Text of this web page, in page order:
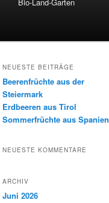
NEUESTE BEITRÄGE
Beerenfrüchte aus der
Steiermark
Erdbeeren aus Tirol
Sommerfrüchte aus Spanien
NEUESTE KOMMENTARE
ARCHIV
Juni 2026